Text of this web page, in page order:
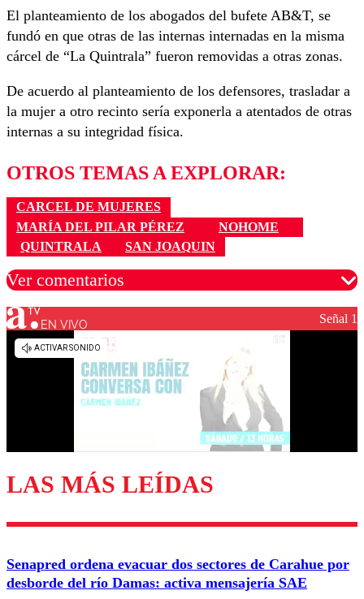
El planteamiento de los abogados del bufete AB&T, se
fundó en que otras de las internas internadas en la misma
cárcel de “La Quintrala” fueron removidas a otras zonas.
De acuerdo al planteamiento de los defensores, trasladar a
la mujer a otro recinto sería exponerla a atentados de otras
internas a su integridad física.
OTROS TEMAS A EXPLORAR:
CARCEL DE MUJERES
MARÍA DEL PILAR PÉREZ
NOHOME
QUINTRALA
SAN JOAQUIN
Ver comentarios
Los comentarios son moderados para garantizar un
Enviar comentario
EN VIVO Señal 1
LAS MÁS LEÍDAS
Senapred ordena evacuar dos sectores de Carahue por
desborde del río Damas: activa mensajería SAE